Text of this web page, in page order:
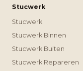
Stucwerk
Stucwerk
Stucwerk Binnen
Stucwerk Buiten
Stucwerk Repareren